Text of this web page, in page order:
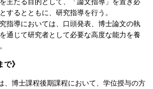
するとともに、研究指導を行う。
指導においては、口頭発表、博士論文の執
通じて研究者として必要な高度な能力を養
で
、博士課程後期課程において、学位授与の方